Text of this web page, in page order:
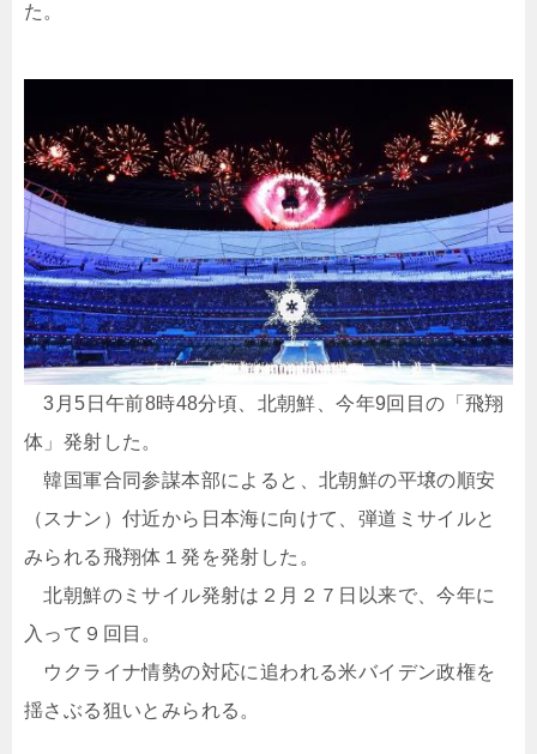
た。
3月5日午前8時48分頃、北朝鮮、今年9回目の「飛翔
体」発射した。
韓国軍合同参謀本部によると、北朝鮮の平壌の順安
（スナン）付近から日本海に向けて、弾道ミサイルと
みられる飛翔体１発を発射した。
北朝鮮のミサイル発射は２月２７日以来で、今年に
入って９回目。
ウクライナ情勢の対応に追われる米バイデン政権を
揺さぶる狙いとみられる。